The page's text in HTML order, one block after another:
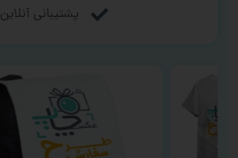
پشتیبانی آنلاین